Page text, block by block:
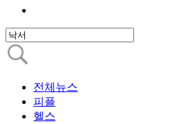
전체뉴스
피플
헬스